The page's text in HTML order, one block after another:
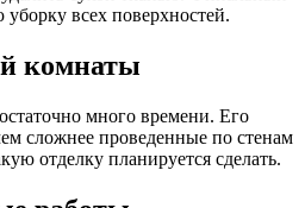
всех поверхностей.
комнаты
много времени. Его
сложнее проведенные по стенам
отделку планируется сделать.